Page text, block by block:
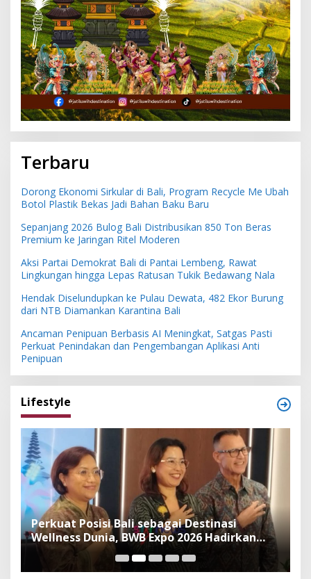
Terbaru
Dorong Ekonomi Sirkular di Bali, Program Recycle Me Ubah
Botol Plastik Bekas Jadi Bahan Baku Baru
Sepanjang 2026 Bulog Bali Distribusikan 850 Ton Beras
Premium ke Jaringan Ritel Moderen
Aksi Partai Demokrat Bali di Pantai Lembeng, Rawat
Lingkungan hingga Lepas Ratusan Tukik Bedawang Nala
Hendak Diselundupkan ke Pulau Dewata, 482 Ekor Burung
dari NTB Diamankan Karantina Bali
Ancaman Penipuan Berbasis AI Meningkat, Satgas Pasti
Perkuat Penindakan dan Pengembangan Aplikasi Anti
Penipuan
Lifestyle
Perkuat Posisi Bali sebagai Destinasi
Wellness Dunia, BWB Expo 2026 Hadirkan
Exhibitor Nasional dan Global